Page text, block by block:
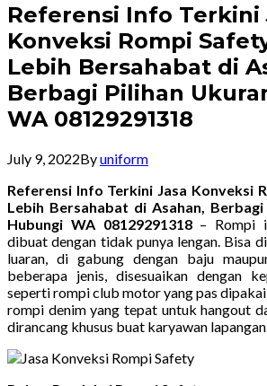
Referensi Info Terkini
Konveksi Rompi
Lebih Bersahabat di
Berbagi Pilihan
WA 08129291318
July 9, 2022Byuniform
Referensi Info Terkini Jasa Konveksi
Lebih Bersahabat di Asahan,
Hubungi WA 08129291318– Rompi
dibuat dengan tidak punya lengan. Bisa
luaran, di gabung dengan baju
beberapa jenis, disesuaikan dengan
seperti rompi club motor yang pas
rompi denim yang tepat untuk hangout
dirancang khusus buat karyawan lapangan.